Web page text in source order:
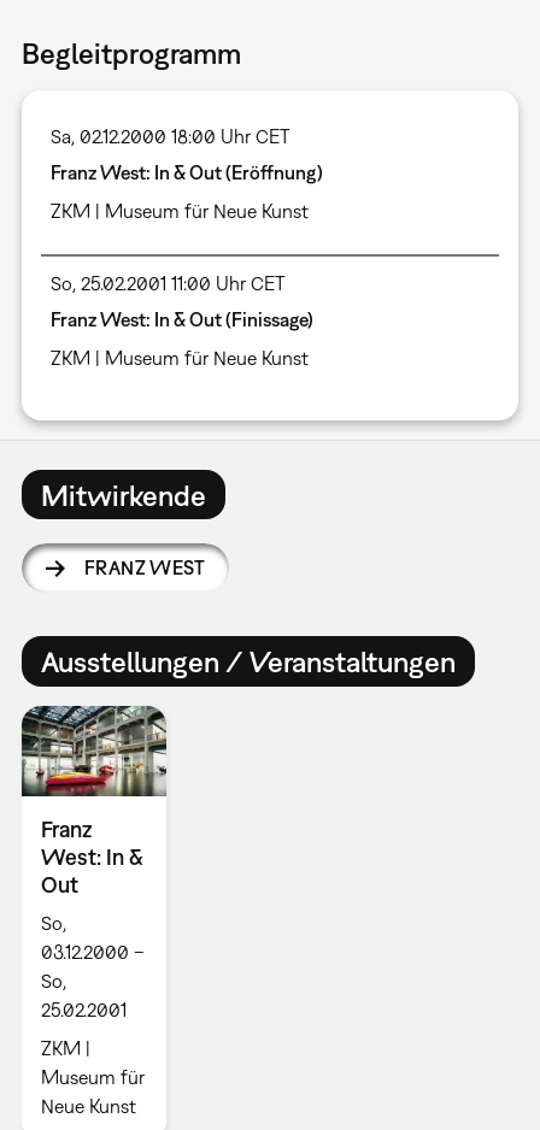
Begleitprogramm
Sa, 02.12.2000 18:00 Uhr CET
Franz West: In & Out (Eröffnung)
ZKM | Museum für Neue Kunst
So, 25.02.2001 11:00 Uhr CET
Franz West: In & Out (Finissage)
ZKM | Museum für Neue Kunst
Mitwirkende
FRANZ WEST
Ausstellungen / Veranstaltungen
Franz
West: In &
Out
So,
03.12.2000 –
So,
25.02.2001
ZKM |
Museum für
Neue Kunst